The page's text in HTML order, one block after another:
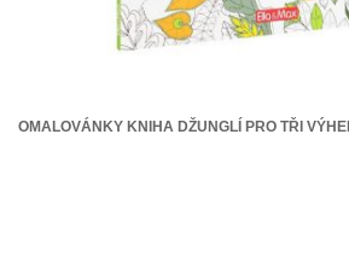
OMALOVÁNKY KNIHA DŽUNGLÍ PRO TŘI